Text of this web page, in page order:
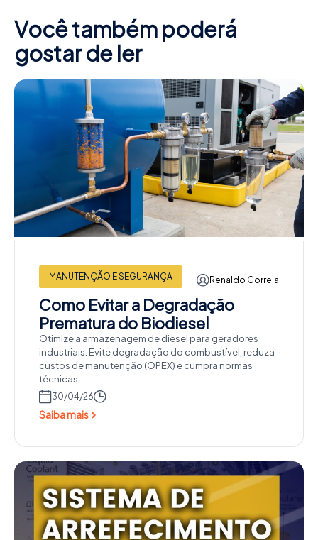
Você também poderá
gostar de ler
MANUTENÇÃO E SEGURANÇA Renaldo Correia
Como Evitar a Degradação
Prematura do Biodiesel
Otimize a armazenagem de diesel para geradores
industriais. Evite degradação do combustível, reduza
custos de manutenção (OPEX) e cumpra normas
técnicas.
30/04/26
Saiba mais